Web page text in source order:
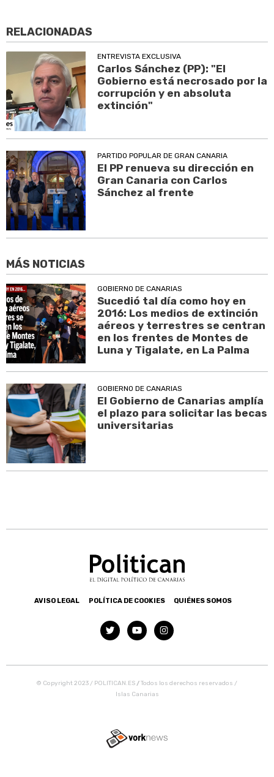
RELACIONADAS
ENTREVISTA EXCLUSIVA
Carlos Sánchez (PP): "El
Gobierno está necrosado por la
corrupción y en absoluta
extinción"
PARTIDO POPULAR DE GRAN CANARIA
El PP renueva su dirección en
Gran Canaria con Carlos
Sánchez al frente
MÁS NOTICIAS
GOBIERNO DE CANARIAS
Sucedió tal día como hoy en
2016: Los medios de extinción
aéreos y terrestres se centran
en los frentes de Montes de
Luna y Tigalate, en La Palma
GOBIERNO DE CANARIAS
El Gobierno de Canarias amplía
el plazo para solicitar las becas
universitarias
AVISO LEGAL POLÍTICA DE COOKIES QUIÉNES SOMOS
© Copyright 2023 / POLITICAN.ES /Todos los derechos reservados /
Islas Canarias